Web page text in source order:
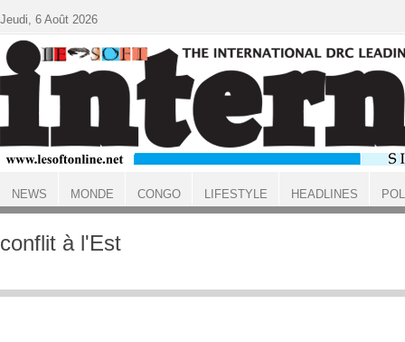
ACCUEIL
conflit à l'Est
Jeudi, 6 Août 2026
NEWS MONDE CONGO LIFESTYLE HEADLINES